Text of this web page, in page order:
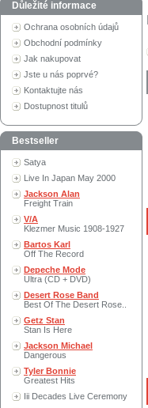
Důležité informace
Ochrana osobních údajů
Obchodní podmínky
Jak nakupovat
Jste u nás poprvé?
Kontaktujte nás
Dostupnost titulů
Bestseller
Satya
Live In Japan May 2000
Jackson Alan
Freight Train
V/A
Klezmer Music 1908-1927
Bartos Karl
Off The Record
Depeche Mode
Ultra (CD + DVD)
Desert Rose Band
Best Of The Desert Rose..
Getz Stan
Stan Is Here
Jackson Michael
Dangerous
Tyler Bonnie
Greatest Hits
Iii Decades Live Ceremony